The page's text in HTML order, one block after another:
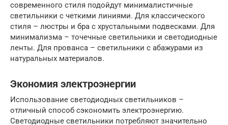
современного стиля подойдут минималистичные
светильники с четкими линиями. Для классического
стиля – люстры и бра с хрустальными подвесками. Для
минимализма – точечные светильники и светодиодные
ленты. Для прованса – светильники с абажурами из
натуральных материалов.
Экономия электроэнергии
Использование светодиодных светильников –
отличный способ сэкономить электроэнергию.
Светодиодные светильники потребляют значительно